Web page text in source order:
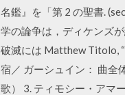
名鑑』を「第 2 の聖書.
学の論争は，ディケンズ
破滅には Matthew Titolo,
宿／ ガーシュイン： 曲全
歌） 3. ティモシー・アマ